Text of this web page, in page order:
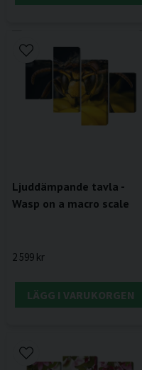
Ljuddämpande tavla -
Wasp on a macro scale
2 599 kr
LÄGG I VARUKORGEN